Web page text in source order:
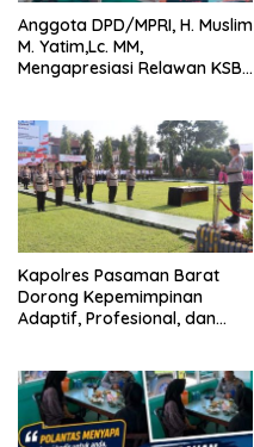
Anggota DPD/MPRI, H. Muslim
M. Yatim,Lc. MM,
Mengapresiasi Relawan KSB
Bencana
Kapolres Pasaman Barat
Dorong Kepemimpinan
Adaptif, Profesional, dan